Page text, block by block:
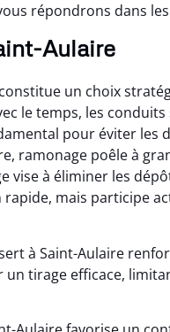
répondrons dans
Aulaire
un choix
le temps, les
pour éviter les
ramonage poêle à
vise à éliminer les
mais participe
à Saint-Aulaire
tirage efficace,